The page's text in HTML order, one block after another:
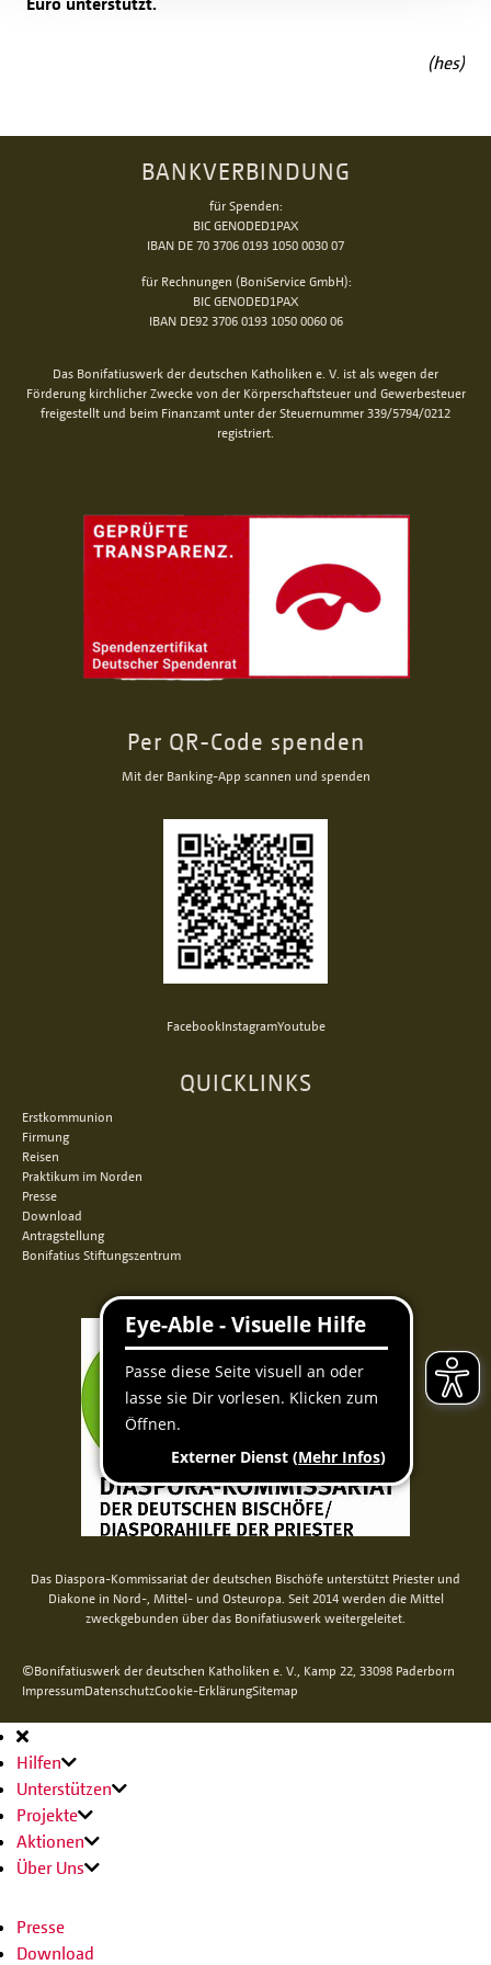
(hes)
BANKVERBINDUNG
für Spenden:
BIC GENODED1PAX
IBAN DE 70 3706 0193 1050 0030 07
für Rechnungen (BoniService GmbH):
BIC GENODED1PAX
IBAN DE92 3706 0193 1050 0060 06
Das Bonifatiuswerk der deutschen Katholiken e. V. ist als wegen der
Förderung kirchlicher Zwecke von der Körperschaftsteuer und Gewerbesteuer
freigestellt und beim Finanzamt unter der Steuernummer 339/5794/0212
registriert.
Per QR-Code spenden
Mit der Banking-App scannen und spenden
FacebookInstagramYoutube
QUICKLINKS
Erstkommunion
Firmung
Reisen
Praktikum im Norden
Presse
Download
Antragstellung
Bonifatius Stiftungszentrum
Das Diaspora-Kommissariat der deutschen Bischöfe unterstützt Priester und
Diakone in Nord-, Mittel- und Osteuropa. Seit 2014 werden die Mittel
zweckgebunden über das Bonifatiuswerk weitergeleitet.
©Bonifatiuswerk der deutschen Katholiken e. V., Kamp 22, 33098 Paderborn
ImpressumDatenschutzCookie-ErklärungSitemap
Hauptnavigation
Hilfen
Unterstützen
Projekte
Aktionen
Über Uns
Presse
Download